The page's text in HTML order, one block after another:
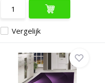
Vergelijk